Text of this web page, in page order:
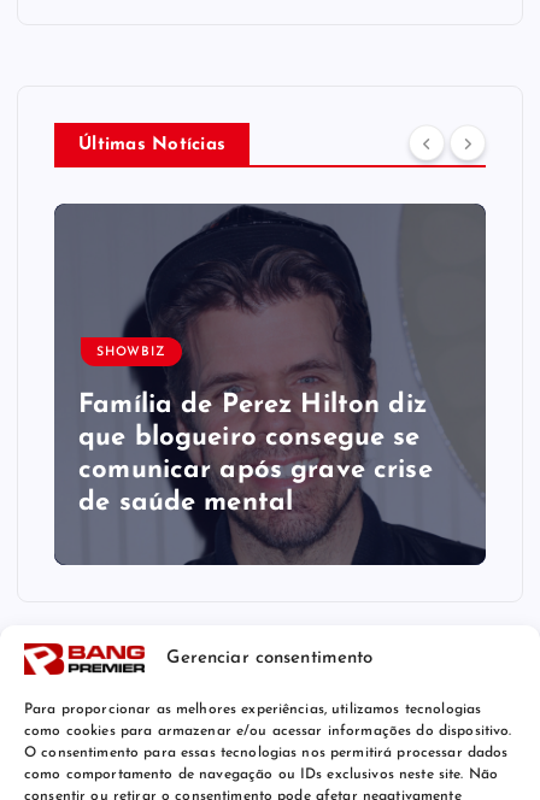
Gerenciar consentimento
Para proporcionar as melhores experiências, utilizamos tecnologias
como cookies para armazenar e/ou acessar informações do dispositivo.
O consentimento para essas tecnologias nos permitirá processar dados
como comportamento de navegação ou IDs exclusivos neste site. Não
consentir ou retirar o consentimento pode afetar negativamente
Últimas Notícias
SHOWBIZ
Família de Perez Hilton diz
que blogueiro consegue se
comunicar após grave crise
de saúde mental